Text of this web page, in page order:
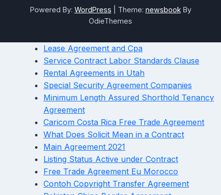
Powered By: WordPress Theme: newsbook By
OdieThemes
Lease Agreement and Cpa
Service Contract Labor Standards Clause
Rental Agreements in Utah
Special Security Agreement Companies
Minimum Length Assured Shorthold Tenancy
Agreement
Caricom Costa Rica Free Trade Agreement
What Does Solicit Mean in a Contract
Main Agreement 2021
Listing Status Active under Contract
Free Trade Agreement Eu Morocco
Contoh Copyright Transfer Agreement